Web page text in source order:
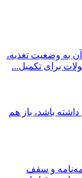
به وضعیت تغذیه،
برای تکمیل...
باشد، باز هم
و سقف